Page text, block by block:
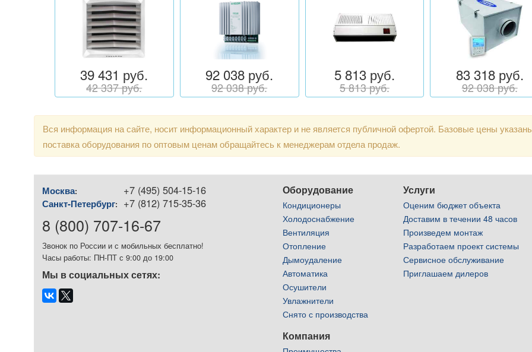
39 431 руб.
42 337 руб.
92 038 руб.
92 038 руб.
5 813 руб.
5 813 руб.
83 318 руб.
92 038 руб.
Вся информация на сайте, носит информационный характер и не является публичной офертой. Базовые цены
поставка оборудования по оптовым ценам обращайтесь к менеджерам отдела продаж.
Москва: +7 (495) 504-15-16
Санкт-Петербург: +7 (812) 715-35-36
8 (800) 707-16-67
Звонок по России и с мобильных бесплатно!
Часы работы: ПН-ПТ с 9:00 до 19:00
Мы в социальных сетях:
Оборудование
Кондиционеры
Холодоснабжение
Вентиляция
Отопление
Дымоудаление
Автоматика
Осушители
Увлажнители
Снято с производства
Компания
Услуги
Оценим бюджет объекта
Доставим в течении 48 часов
Произведем монтаж
Разработаем проект системы
Сервисное обслуживание
Приглашаем дилеров